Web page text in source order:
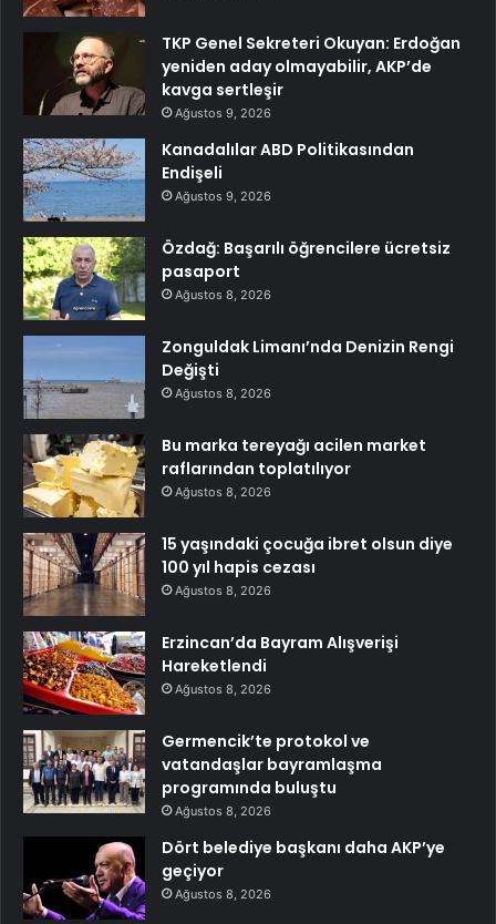
TKP Genel Sekreteri Okuyan: Erdoğan
yeniden aday olmayabilir, AKP’de
kavga sertleşir
Ağustos 9, 2026
Kanadalılar ABD Politikasından
Endişeli
Ağustos 9, 2026
Özdağ: Başarılı öğrencilere ücretsiz
pasaport
Ağustos 8, 2026
Zonguldak Limanı’nda Denizin Rengi
Değişti
Ağustos 8, 2026
Bu marka tereyağı acilen market
raflarından toplatılıyor
Ağustos 8, 2026
15 yaşındaki çocuğa ibret olsun diye
100 yıl hapis cezası
Ağustos 8, 2026
Erzincan’da Bayram Alışverişi
Hareketlendi
Ağustos 8, 2026
Germencik’te protokol ve
vatandaşlar bayramlaşma
programında buluştu
Ağustos 8, 2026
Dört belediye başkanı daha AKP’ye
geçiyor
Ağustos 8, 2026